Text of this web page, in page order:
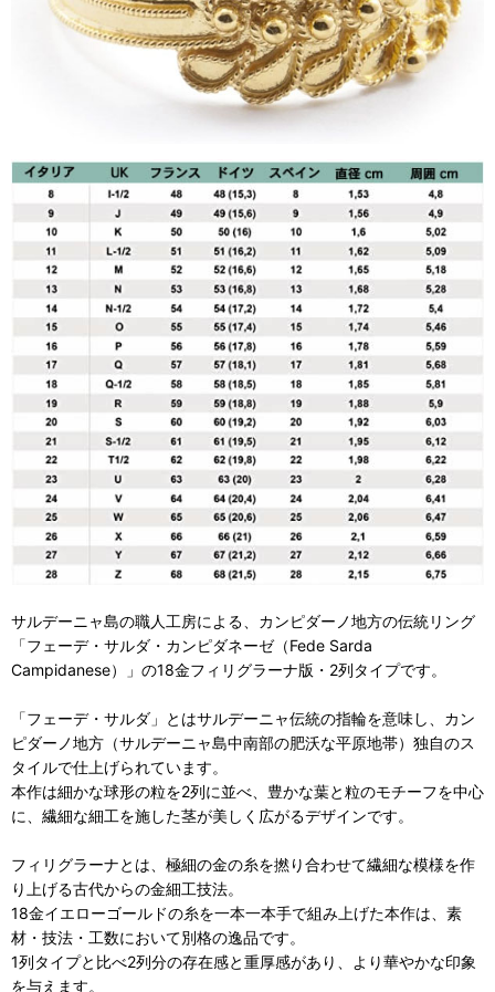
サルデーニャ島の職人工房による、カンピダーノ地方の伝統リング
「フェーデ・サルダ・カンピダネーゼ（Fede Sarda
Campidanese）」の18金フィリグラーナ版・2列タイプです。
「フェーデ・サルダ」とはサルデーニャ伝統の指輪を意味し、カン
ピダーノ地方（サルデーニャ島中南部の肥沃な平原地帯）独自のス
タイルで仕上げられています。
本作は細かな球形の粒を2列に並べ、豊かな葉と粒のモチーフを中心
に、繊細な細工を施した茎が美しく広がるデザインです。
フィリグラーナとは、極細の金の糸を撚り合わせて繊細な模様を作
り上げる古代からの金細工技法。
18金イエローゴールドの糸を一本一本手で組み上げた本作は、素
材・技法・工数において別格の逸品です。
1列タイプと比べ2列分の存在感と重厚感があり、より華やかな印象
を与えます。